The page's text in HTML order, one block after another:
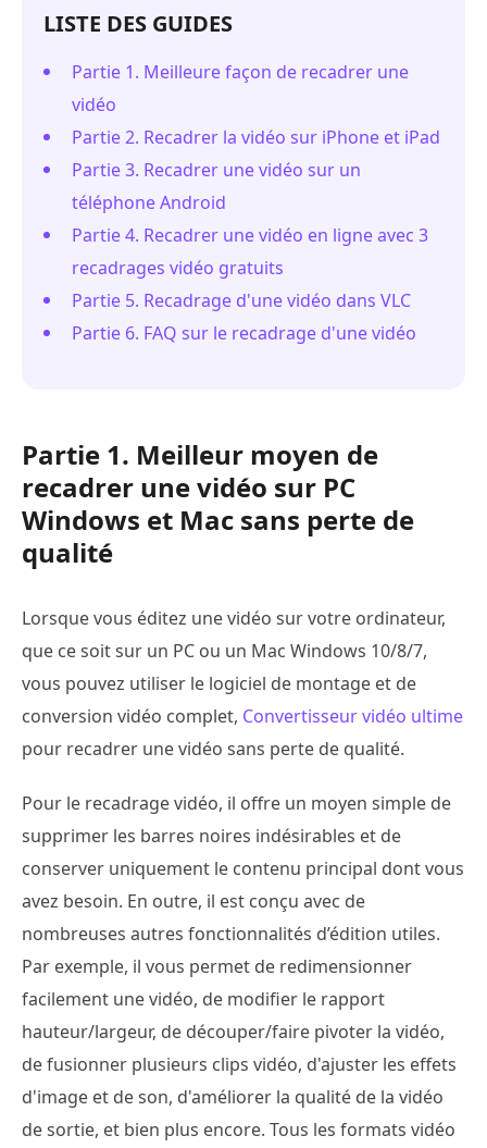
LISTE DES GUIDES
Partie 1. Meilleure façon de recadrer une
vidéo
Partie 2. Recadrer la vidéo sur iPhone et iPad
Partie 3. Recadrer une vidéo sur un
téléphone Android
Partie 4. Recadrer une vidéo en ligne avec 3
recadrages vidéo gratuits
Partie 5. Recadrage d'une vidéo dans VLC
Partie 6. FAQ sur le recadrage d'une vidéo
Partie 1. Meilleur moyen de
recadrer une vidéo sur PC
Windows et Mac sans perte de
qualité
Lorsque vous éditez une vidéo sur votre ordinateur,
que ce soit sur un PC ou un Mac Windows 10/8/7,
vous pouvez utiliser le logiciel de montage et de
conversion vidéo complet, Convertisseur vidéo ultime
pour recadrer une vidéo sans perte de qualité.
Pour le recadrage vidéo, il offre un moyen simple de
supprimer les barres noires indésirables et de
conserver uniquement le contenu principal dont vous
avez besoin. En outre, il est conçu avec de
nombreuses autres fonctionnalités d’édition utiles.
Par exemple, il vous permet de redimensionner
facilement une vidéo, de modifier le rapport
hauteur/largeur, de découper/faire pivoter la vidéo,
de fusionner plusieurs clips vidéo, d'ajuster les effets
d'image et de son, d'améliorer la qualité de la vidéo
de sortie, et bien plus encore. Tous les formats vidéo